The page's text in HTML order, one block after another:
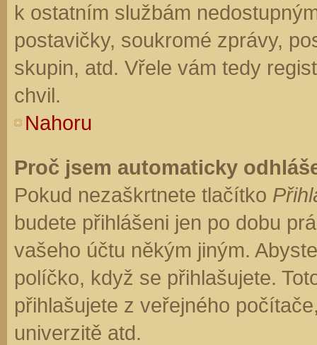
k ostatním službám
postavičky, soukromé zprávy,
skupin, atd. Vřele vám tedy
chvil.
Nahoru
Proč jsem automaticky
Pokud nezaškrtnete tlačítko
budete přihlášeni jen po dobu
vašeho účtu někým jiným.
políčko, když se přihlašujete.
přihlašujete z veřejného
univerzitě atd.